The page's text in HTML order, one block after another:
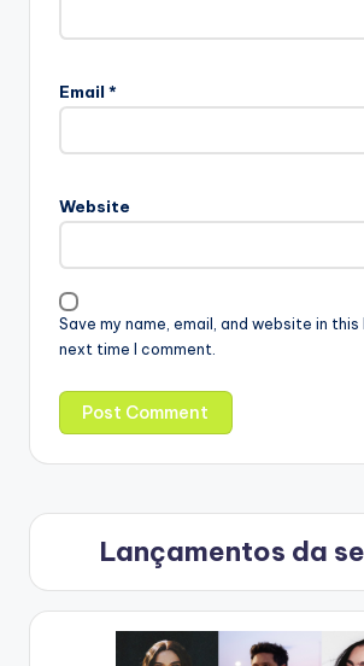
Email *
Website
Save my name, email, and website in
next time I comment.
Lançamentos da